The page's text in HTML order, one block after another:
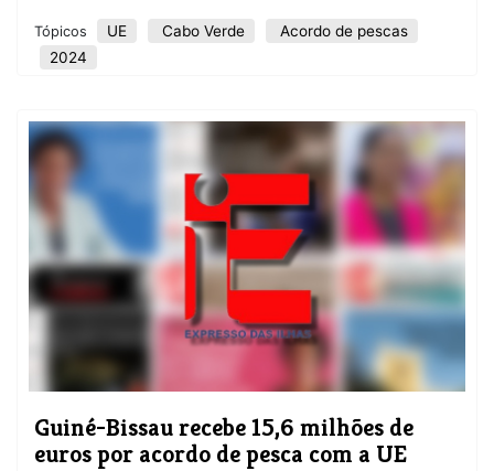
Tópicos UE Cabo Verde
Acordo de pescas
2024
Guiné-Bissau recebe 15,6 milhões de
euros por acordo de pesca com a UE